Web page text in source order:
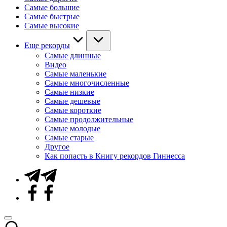
Самые большие
Самые быстрые
Самые высокие
Еще рекорды
Самые длинные
Видео
Самые маленькие
Самые многочисленные
Самые низкие
Самые дешевые
Самые короткие
Самые продолжительные
Самые молодые
Самые старые
Другое
Как попасть в Книгу рекордов Гиннесса
Telegram
Facebook